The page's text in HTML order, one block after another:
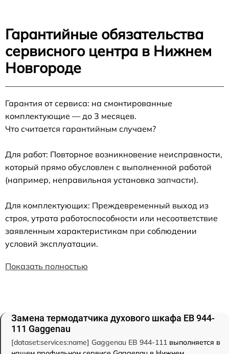
Гарантийные обязательства
сервисного центра в Нижнем
Новгороде
Гарантия от сервиса: на смонтированные
комплектующие — до 3 месяцев.
Что считается гарантийным случаем?
Для работ: Повторное возникновение неисправности,
который прямо обусловлен с выполненной работой
(например, неправильная установка запчасти).
Для комплектующих: Преждевременный выход из
строя, утрата работоспособности или несоответствие
заявленным характеристикам при соблюдении
условий эксплуатации.
Показать полностью
Замена термодатчика духового шкафа EB 944-
111 Gaggenau
[dataset:services:name] Gaggenau EB 944-111 выполняется в